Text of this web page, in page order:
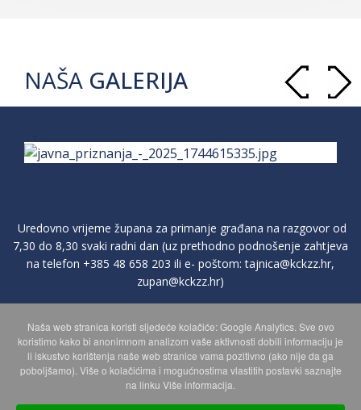
NAŠA GALERIJA
Uredovno vrijeme župana za primanje građana na razgovor od
7,30 do 8,30 svaki radni dan (uz prethodno podnošenje zahtjeva
na telefon +385 48 658 203 ili e- poštom:tajnica@kckzz.hr,
zupan@kckzz.hr)
POLITIKA ZAŠTITE PRIVATNOSTI OSOBNIH PODATAKA
MAPA WEBA
Naša web stranica koristi sljedeće kolačiće: Google Analytics. Sve ovo
koristimo kako bi anonimnom analizom vaše aktivnosti dobili informaciju je
li iskustvo korištenja naše web stranice vama pozitivno (ako nije da ga
poboljšamo). Više o kolačićima i mogućnostima vlastitih postavki saznajte
na linku Više informacija.